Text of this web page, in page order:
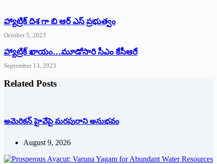
హ్యాట్రిక్ దిశ గా బి ఆర్ ఎస్ ప్రభుత్వం
October 5, 2023
హ్యాట్రిక్‌ ‌ఖాయం…మూడోసారి సీఎం కేసీఆరే
September 13, 2023
Related Posts
అమెరికన్ హైవేపై మ‌ర‌పురాని అనుభ‌వం
August 9, 2026